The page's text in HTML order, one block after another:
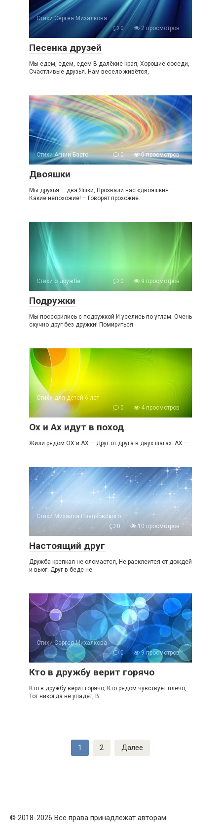
Стихи Сергея Михалкова
0
2 просмотров
Песенка друзей
Мы едем, едем, едем В далёкие края, Хорошие соседи,
Счастливые друзья. Нам весело живётся,
Стихи Агнии Барто 0 0 просмотров
Двояшки
Мы друзья — два Яшки, Прозвали нас «двояшки». —
Какие непохожие! – Говорят прохожие.
Стихи о дружбе 0 9 просмотров
Подружки
Мы поссорились с подружкой И уселись по углам. Очень
скучно друг без дружки! Помириться
Стихи для детей 6 лет
0
4 просмотров
Ох и Ах идут в поход
Жили рядом ОХ и АХ — Друг от друга в двух шагах. АХ —
Стихи Михаила Пляцковского
0
10 просмотров
Настоящий друг
Дружба крепкая не сломается, Не расклеится от дождей
и вьюг. Друг в беде не
Стихи Сергея Михалкова
0
9 просмотров
Кто в дружбу верит горячо
Кто в дружбу верит горячо, Кто рядом чувствует плечо,
Тот никогда не упадёт, В
1 2 Далее
© 2018-2026 Все права принадлежат авторам.